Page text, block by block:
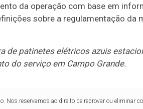
da operação com base em
sobre a regulamentação da
de patinetes elétricos azuis
do serviço em Campo Grande.
Nos reservamos ao direito de reprovar ou eliminar